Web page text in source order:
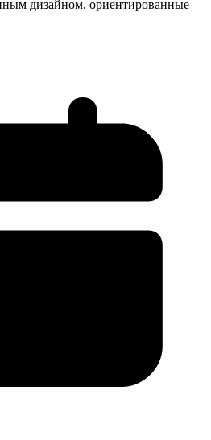
дизайном, ориентированные